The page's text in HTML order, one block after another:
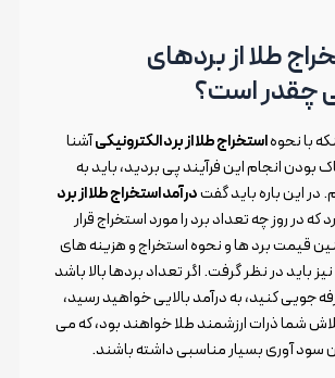
طلا از بردهای
چقدر است؟
با نحوهاستخراج طلا از برد الکترونیکیآشنا
بودن انجام این فرآیند پی بردید، باید به
در این باره باید گفتدرآمد استخراج طلا از برد
که در روز چه تعداد برد را مورد استخراج قرار
قیمت برد ها و نحوه استخراج و هزینه های
باید در نظر گرفت. اگر تعداد بردها بالا باشد
جویی کنید، به درآمد بالایی خواهید رسید،
شما ذرات ارزشمند طلا خواهند بود، که می
سود آوری بسیار مناسبی داشته باشند.